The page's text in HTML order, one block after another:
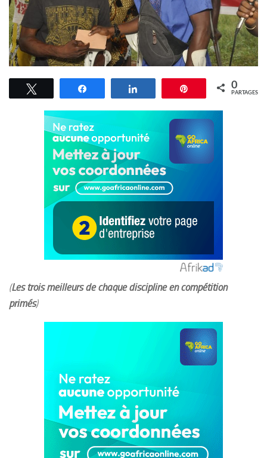
Épingle 0
PARTAGES
(Les trois meilleurs de chaque discipline en compétition
primés)